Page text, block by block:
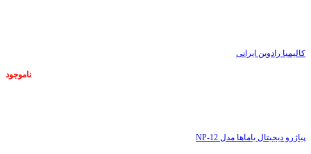
کالیمبا رادوین ایرانی
ناموجود
پیاژرو دیجیتال یاماها مدل NP-12